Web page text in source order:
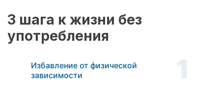
3 шага к жизни без
употребления
Избавление от физической
зависимости
1